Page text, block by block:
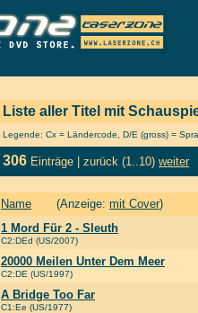
Liste aller Titel mit
Legende: Cx = Ländercode, D/E (gross) =
306 Einträge | zurück (1..10) weiter
Name (Anzeige: mit Cover)
1 Mord Für 2 - Sleuth
C2:DEd (US/2007)
20000 Meilen Unter Dem Meer
C2:DE (US/1997)
A Bridge Too Far
C1:Ee (US/1977)